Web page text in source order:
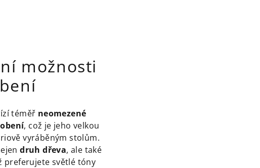
možnosti
téměř neomezené
, což je jeho velkou
vyráběným stolům.
druh dřeva, ale také
preferujete světlé tóny